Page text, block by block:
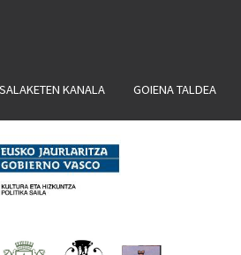
SALAKETEN KANALA GOIENA TALDEA